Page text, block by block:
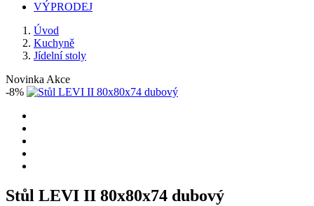
VÝPRODEJ
Úvod
Kuchyně
Jídelní stoly
NovinkaAkce
-8%
Stůl LEVI II 80x80x74 dubový